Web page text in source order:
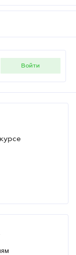
войти